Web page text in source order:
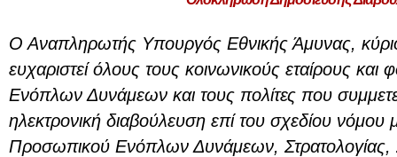
Ο Αναπληρωτής Υπουργός Εθνικής Άμυνας,
ευχαριστεί όλους τους κοινωνικούς εταίρους
Ενόπλων Δυνάμεων και τους πολίτες που
ηλεκτρονική διαβούλευση επί του σχεδίου νόμου
Προσωπικού Ενόπλων Δυνάμεων, Στρατολογίας,